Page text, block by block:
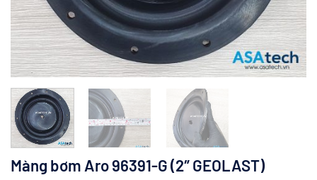
Màng bơm Aro 96391-G (2″ GEOLAST)